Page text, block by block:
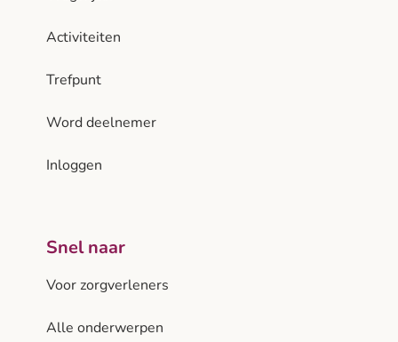
Activiteiten
Trefpunt
Word deelnemer
Inloggen
Snel naar
Voor zorgverleners
Alle onderwerpen